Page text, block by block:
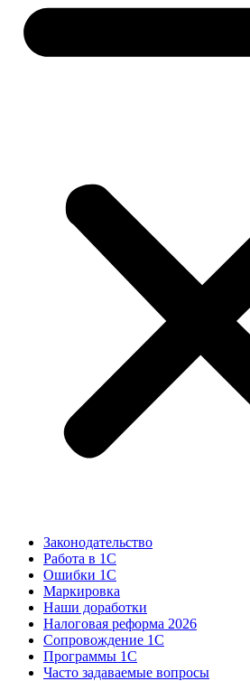
Законодательство
Работа в 1С
Ошибки 1С
Маркировка
Наши доработки
Налоговая реформа 2026
Сопровождение 1С
Программы 1С
Часто задаваемые вопросы